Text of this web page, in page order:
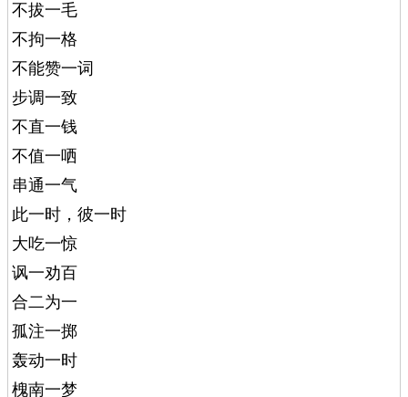
不拔一毛
不拘一格
不能赞一词
步调一致
不直一钱
不值一哂
串通一气
此一时，彼一时
大吃一惊
讽一劝百
合二为一
孤注一掷
轰动一时
槐南一梦